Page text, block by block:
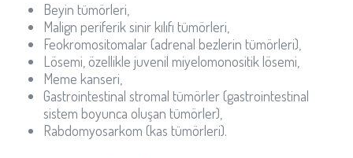
Beyin tümörleri,
Malign periferik sinir kılıfı tümörleri,
Feokromositomalar (adrenal bezlerin tümörleri),
Lösemi, özellikle juvenil miyelomonositik lösemi,
Meme kanseri,
Gastrointestinal stromal tümörler (gastrointestinal
sistem boyunca oluşan tümörler),
Rabdomyosarkom (kas tümörleri).